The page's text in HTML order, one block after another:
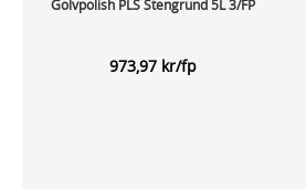
Golvpolish PLS Stengrund 5L 3/FP
973,97 kr/fp